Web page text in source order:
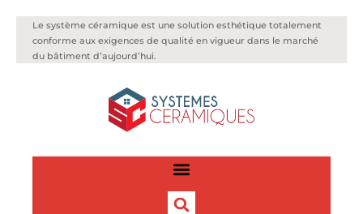
Le système céramique est une solution esthétique totalement
conforme aux exigences de qualité en vigueur dans le marché
du bâtiment d’aujourd’hui.